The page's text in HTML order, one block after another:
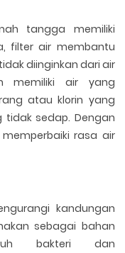
tangga memiliki
filter air membantu
diinginkan dari air
memiliki air yang
atau klorin yang
sedap. Dengan
rasa air
kandungan
sebagai bahan
bakteri dan